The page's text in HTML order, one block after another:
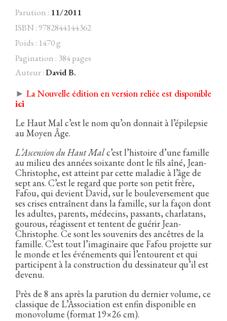
Facebook
incandescence
Parution : 11/2011
ISBN : 9782844144362
Poids : 1470 g
Pagination : 384 pages
Auteur :David B.
► La Nouvelle édition en version reliée est disponible
ici
Le Haut Mal c’est le nom qu’on donnait à l’épilepsie
au Moyen Âge.
L’Ascension du Haut Malc’est l’histoire d’une famille
au milieu des années soixante dont le fils aîné, Jean-
Christophe, est atteint par cette maladie à l’âge de
sept ans. C’est le regard que porte son petit frère,
Fafou, qui devient David, sur le bouleversement que
ses crises entraînent dans la famille, sur la façon dont
les adultes, parents, médecins, passants, charlatans,
gourous, réagissent et tentent de guérir Jean-
Christophe. Ce sont les souvenirs des ancêtres de la
famille. C’est tout l’imaginaire que Fafou projette sur
le monde et les événements qui l’entourent et qui
participent à la construction du dessinateur qu’il est
devenu.
Près de 8 ans après la parution du dernier volume, ce
classique de L’Association est enfin disponible en
monovolume (format 19×26 cm).